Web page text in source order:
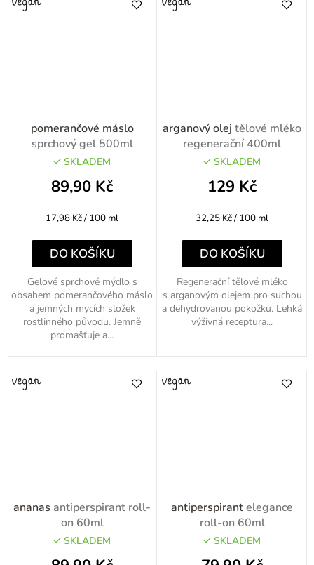
pomerančové máslo
sprchový gel 500ml
SKLADEM
89,90 Kč
Měrná
17,98 Kč / 100 ml
DO KOŠÍKU
Gelové sprchové mýdlo s
obsahem pomerančového máslo
a jemných mycích složek
rostlinného původu. Jemně
promašťuje a...
arganový olej tělové mléko
regenerační 400ml
SKLADEM
129 Kč
Měrná
32,25 Kč / 100 ml
DO KOŠÍKU
Regenerační tělové mléko
s arganovým olejem pro suchou
a dehydrovanou pokožku. Lehká
výživná receptura...
ananas antiperspirant roll-
on 60ml
SKLADEM
antiperspirantelegance
roll-on 60ml
SKLADEM